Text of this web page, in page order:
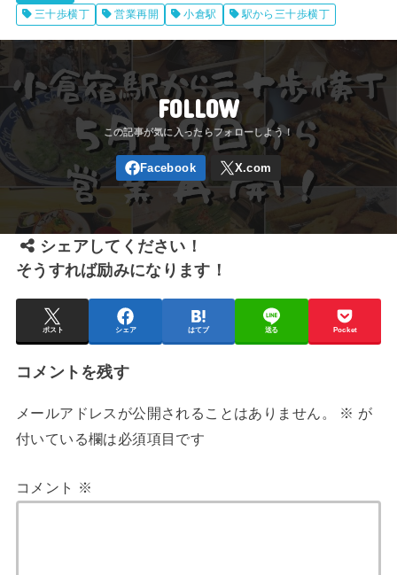
三十歩横丁
営業再開 小倉駅 駅から三十歩横丁
FOLLOW
シェアしてください！
そうすれば励みになります！
ポスト シェア はてブ 送る Pocket
コメントを残す
メールアドレスが公開されることはありません。 ※ が
付いている欄は必須項目です
コメント ※